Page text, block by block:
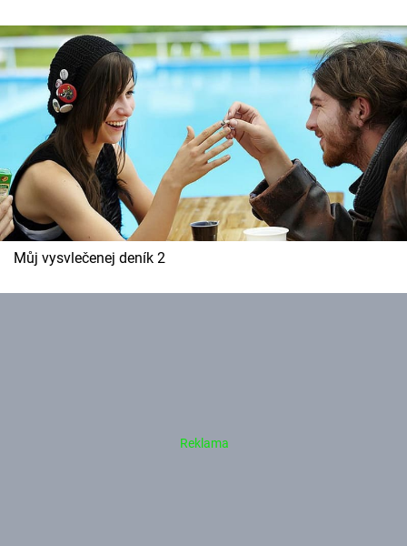
Pořady
TV Program
Sledujte prima+
Přihlášení
Můj vysvlečenej deník 2